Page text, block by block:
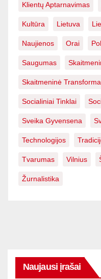
Klientų Aptarnavimas
Kultūra Lietuva
Naujienos Orai
Saugumas
Skaitmeninė
Socialiniai Tinklai
Sveika Gyvensena
Technologijos
Tvarumas Vilnius
Žurnalistika
Naujausi įrašai